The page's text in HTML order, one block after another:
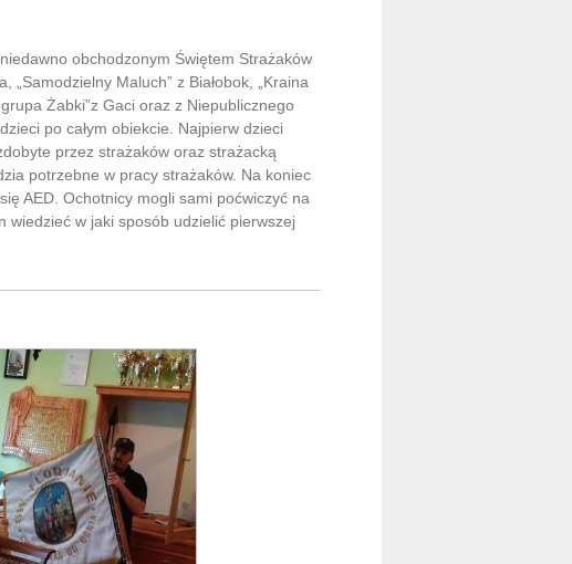
obchodzonym Świętem Strażaków
Maluch” z Białobok, „Kraina
Żabki”z Gaci oraz z Niepublicznego
po całym obiekcie. Najpierw dzieci
przez strażaków oraz strażacką
potrzebne w pracy strażaków. Na koniec
AED. Ochotnicy mogli sami poćwiczyć na
wiedzieć w jaki sposób udzielić pierwszej